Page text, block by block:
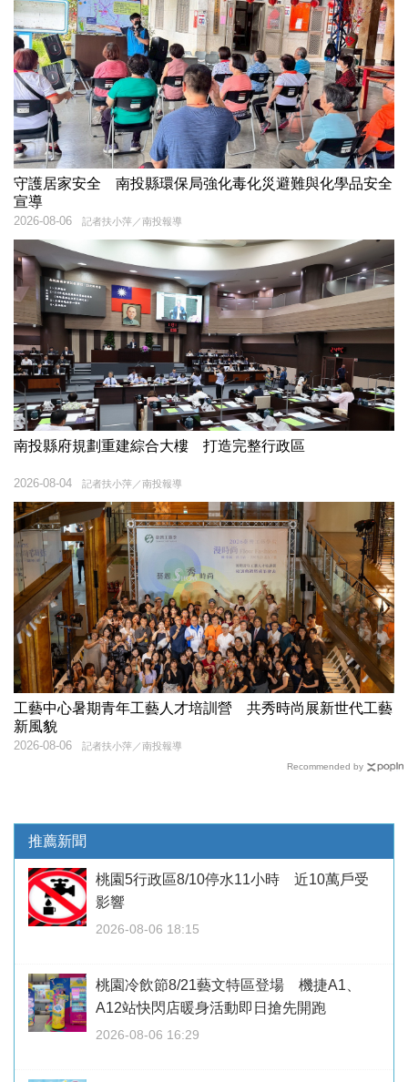
守護居家安全 南投縣環保局強化毒化災避難與化學品安全
宣導
記者扶小萍／南投報導
2026-08-06
南投縣府規劃重建綜合大樓 打造完整行政區
記者扶小萍／南投報導
2026-08-04
工藝中心暑期青年工藝人才培訓營 共秀時尚展新世代工藝
新風貌
記者扶小萍／南投報導
2026-08-06
Recommended by
推薦新聞
桃園5行政區8/10停水11小時 近10萬戶受
影響
2026-08-06 18:15
桃園冷飲節8/21藝文特區登場 機捷A1、
A12站快閃店暖身活動即日搶先開跑
2026-08-06 16:29